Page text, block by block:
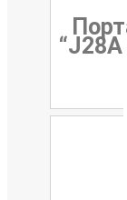
“J28A